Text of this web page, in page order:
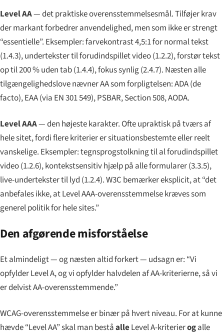
Level AA— det praktiske overensstemmelsesmål. Tilføjer krav
der markant forbedrer anvendelighed, men som ikke er strengt
“essentielle”. Eksempler: farvekontrast 4,5:1 for normal tekst
(1.4.3), undertekster til forudindspillet video (1.2.2), forstør tekst
op til 200 % uden tab (1.4.4), fokus synlig (2.4.7). Næsten alle
tilgængelighedslove nævner AA som forpligtelsen: ADA (de
facto), EAA (via EN 301 549), PSBAR, Section 508, AODA.
Level AAA— den højeste karakter. Ofte upraktisk på tværs af
hele sitet, fordi flere kriterier er situationsbestemte eller reelt
vanskelige. Eksempler: tegnsprogstolkning til al forudindspillet
video (1.2.6), kontekstsensitiv hjælp på alle formularer (3.3.5),
live-undertekster til lyd (1.2.4). W3C bemærker eksplicit, at “det
anbefales ikke, at Level AAA-overensstemmelse kræves som
generel politik for hele sites.”
Den afgørende misforståelse
Et almindeligt — og næsten altid forkert — udsagn er: “Vi
opfylder Level A, og vi opfylder halvdelen af AA-kriterierne, så vi
er delvist AA-overensstemmende.”
WCAG-overensstemmelse er binær på hvert niveau. For at kunne
hævde “Level AA” skal man beståalleLevel A-kriterierogalle